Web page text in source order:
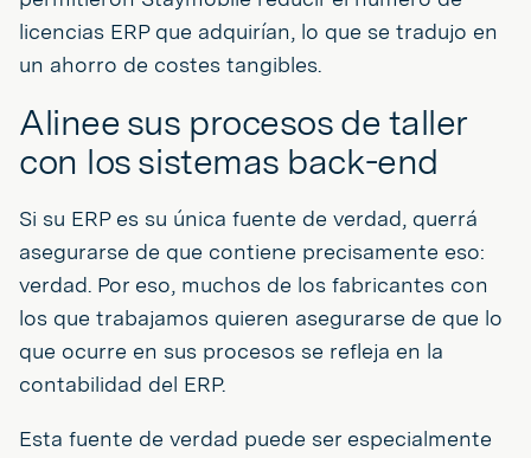
licencias ERP que adquirían, lo que se tradujo en
un ahorro de costes tangibles.
Alinee sus procesos de taller
con los sistemas back-end
Si su ERP es su única fuente de verdad, querrá
asegurarse de que contiene precisamente eso:
verdad. Por eso, muchos de los fabricantes con
los que trabajamos quieren asegurarse de que lo
que ocurre en sus procesos se refleja en la
contabilidad del ERP.
Esta fuente de verdad puede ser especialmente